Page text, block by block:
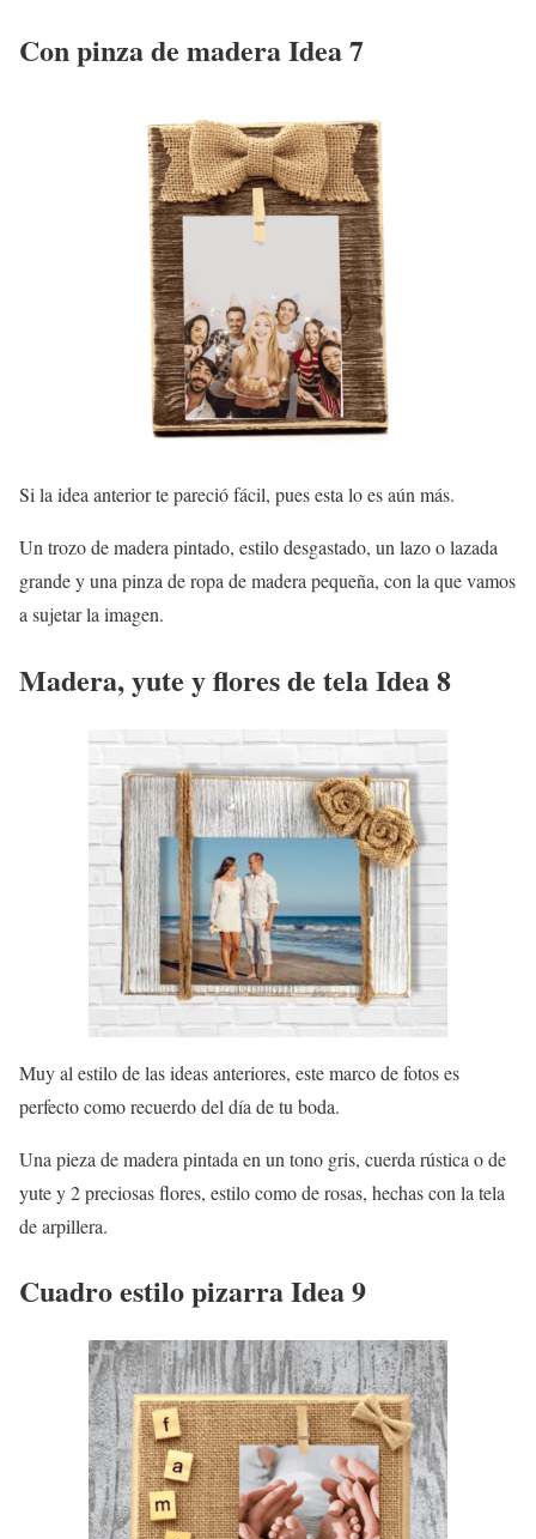
Con pinza de madera Idea 7
Si la idea anterior te pareció fácil, pues esta lo es aún más.
Un trozo de madera pintado, estilo desgastado, un lazo o lazada
grande y una pinza de ropa de madera pequeña, con la que vamos
a sujetar la imagen.
Madera, yute y flores de tela Idea 8
Muy al estilo de las ideas anteriores, este marco de fotos es
perfecto como recuerdo del día de tu boda.
Una pieza de madera pintada en un tono gris, cuerda rústica o de
yute y 2 preciosas flores, estilo como de rosas, hechas con la tela
de arpillera.
Cuadro estilo pizarra Idea 9